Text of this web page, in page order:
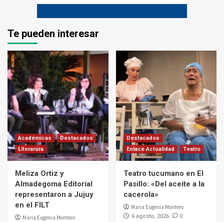
Te pueden interesar
Académicas
Destacados
Literarura
Meliza Ortiz y
Almadegoma Editorial
representaron a Jujuy
en el FILT
Maria Eugenia Montero
Destacados
Enlace Actualidad
Teatro
Teatro tucumano en El
Pasillo: «Del aceite a la
cacerola»
Maria Eugenia Montero
6 agosto, 2026 0